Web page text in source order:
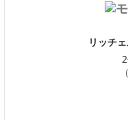
リッチ
（